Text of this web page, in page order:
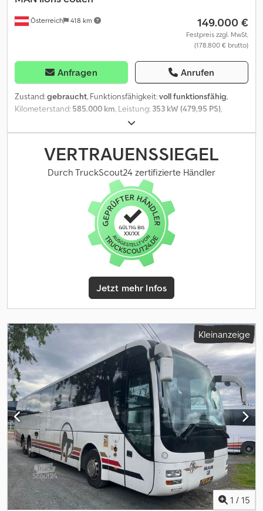
Österreich 418 km 149.000 €
Festpreis zzgl. MwSt.
(178.800 € brutto)
Anfragen Anrufen
Zustand:gebraucht, Funktionsfähigkeit:voll funktionsfähig,
Kilometerstand: 585.000 km, Leistung: 353 kW (479,95 PS),
, Kraftstofftyp:
56, Getriebetyp:Automatisch, Gesamtgewicht:25.530 kg,
Leergewicht:16.026 kg , Baujahr:2013 , Ausstattung: ABS,
Anhängerkupplung, Behindertengerecht, Bordcomputer,
Elektronisches Stabilitätsprogramm (ESP), Kfz-Zulassung,
Klimaanlage, Navigationssystem, Nebelscheinwerfer,
Servolenkung, Sitzheizung, Sommerreifen, Standheizung,
Tempomat, Toilette, Traktionskontrolle, Zentralverriegelung,
, Unser gut gepflegter MAN Lions coach
verlässt uns wegen neuanschaffung. Rollstuhlrampe!!!! Cjdpfjxal
VERTRAUENSSIEGEL
Durch TruckScout24 zertifizierte Händler
Jetzt mehr Infos
Kleinanzeige
1 / 15